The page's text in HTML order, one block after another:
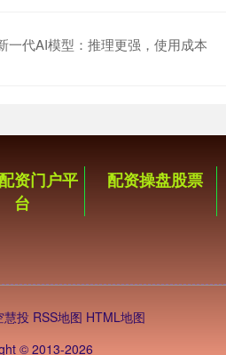
一代AI模型：推理更强，使用成本
资门户平
台
配资操盘股票
慧投 RSS地图 HTML地图
© 2013-2026